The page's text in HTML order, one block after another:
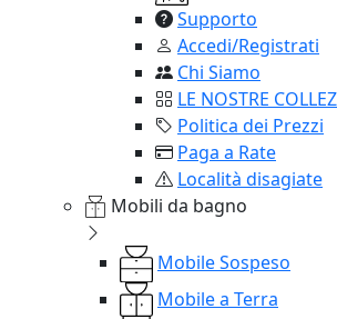
Supporto
Accedi/Registrati
Chi Siamo
LE NOSTRE
Politica dei Prezzi
Paga a Rate
Località disagiate
Mobili da bagno
Mobile Sospeso
Mobile a Terra